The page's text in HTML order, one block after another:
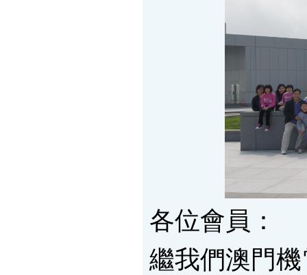
各位會員：
繼我們澳門